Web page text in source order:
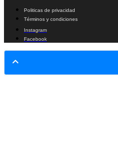
Politicas de privacidad
Términos y condiciones
Instagram
Facebook